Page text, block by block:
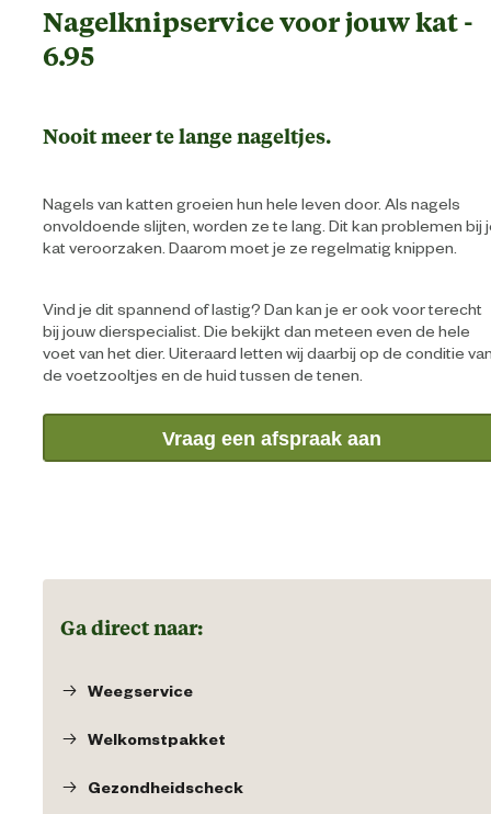
Nagelknipservice voor jouw kat -
6.95
Nooit meer te lange nageltjes.
Nagels van katten groeien hun hele leven door. Als nagels
onvoldoende slijten, worden ze te lang. Dit kan problemen bij
kat veroorzaken. Daarom moet je ze regelmatig knippen.
Vind je dit spannend of lastig? Dan kan je er ook voor terecht
bij jouw dierspecialist. Die bekijkt dan meteen even de hele
voet van het dier. Uiteraard letten wij daarbij op de conditie
de voetzooltjes en de huid tussen de tenen.
Vraag een afspraak aan
Ga direct naar:
Weegservice
Welkomstpakket
Gezondheidscheck